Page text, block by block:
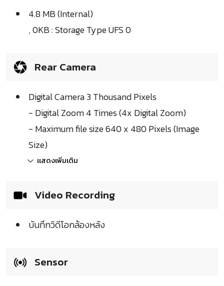
4.8 MB (Internal)
, 0KB : Storage Type UFS 0
Rear Camera
Digital Camera 3 Thousand Pixels
- Digital Zoom 4 Times (4x Digital Zoom)
- Maximum file size 640 x 480 Pixels (Image
Size)
แสดงเพิ่มเติม
Video Recording
บันทึกวิดีโอกล้องหลัง
Sensor